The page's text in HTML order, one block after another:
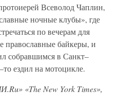
Всеволод Чаплин,
ночные клубы», где
по вечерам для
байкеры, и
собравшимся в Санкт–
ездил на мотоцикле.
«The New York Times»,